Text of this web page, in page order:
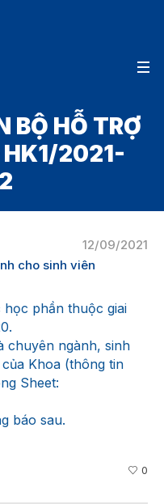
BỘ HỖ TRỢ
HK1/2021-
12/09/2021
cho sinh viên
phần thuộc giai
chuyên ngành, sinh
Khoa (thông tin
Sheet:
báo sau.
0